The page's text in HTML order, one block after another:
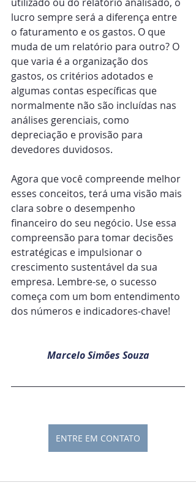
lucro sempre será a diferença entre
o faturamento e os gastos. O que
muda de um relatório para outro? O
que varia é a organização dos
gastos, os critérios adotados e
algumas contas específicas que
normalmente não são incluídas nas
análises gerenciais, como
depreciação e provisão para
devedores duvidosos.
Agora que você compreende melhor
esses conceitos, terá uma visão mais
clara sobre o desempenho
financeiro do seu negócio. Use essa
compreensão para tomar decisões
estratégicas e impulsionar o
crescimento sustentável da sua
empresa. Lembre-se, o sucesso
começa com um bom entendimento
dos números e indicadores-chave!
Marcelo Simões Souza
ENTRE EM CONTATO